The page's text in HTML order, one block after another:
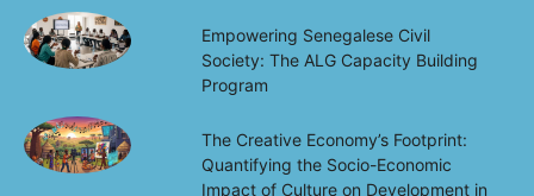
Empowering Senegalese Civil
Society: The ALG Capacity Building
Program
The Creative Economy’s Footprint:
Quantifying the Socio-Economic
Impact of Culture on Development in